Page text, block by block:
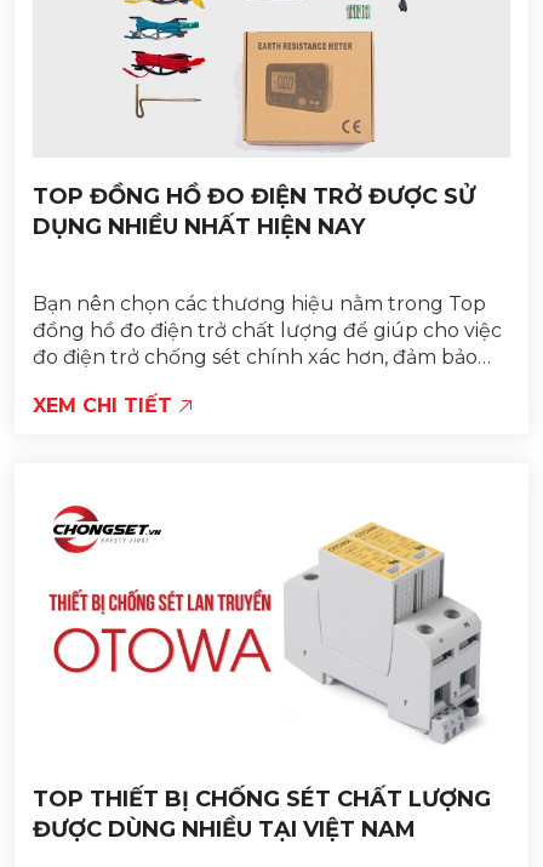
TOP ĐỒNG HỒ ĐO ĐIỆN TRỞ ĐƯỢC SỬ
DỤNG NHIỀU NHẤT HIỆN NAY
Bạn nên chọn các thương hiệu nằm trong Top
đồng hồ đo điện trở chất lượng để giúp cho việc
đo điện trở chống sét chính xác hơn, đảm bảo
XEM CHI TIẾT
TOP THIẾT BỊ CHỐNG SÉT CHẤT LƯỢNG
ĐƯỢC DÙNG NHIỀU TẠI VIỆT NAM